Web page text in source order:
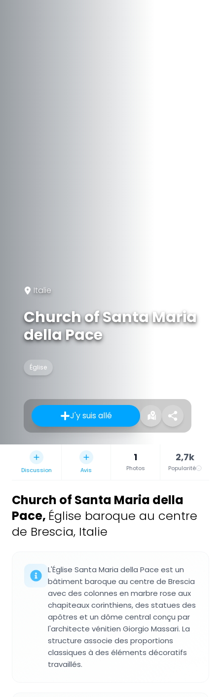
Italie
Church of Santa Maria
della Pace
Église
J'y suis allé
Discussion Avis
1
Photos
2,7k
Popularité
Church of Santa Maria della
Pace, Église baroque au centre
de Brescia, Italie
L'Église Santa Maria della Pace est un
bâtiment baroque au centre de Brescia
avec des colonnes en marbre rose aux
chapiteaux corinthiens, des statues des
apôtres et un dôme central conçu par
l'architecte vénitien Giorgio Massari. La
structure associe des proportions
classiques à des éléments décoratifs
travaillés.